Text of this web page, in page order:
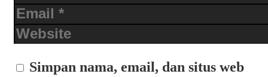
Email
Website
Simpan nama, email, dan situs web